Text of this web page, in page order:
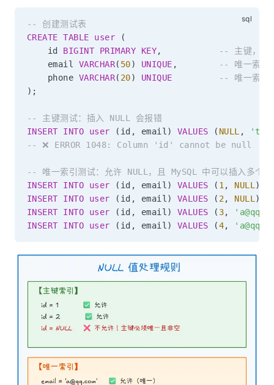
-- 创建测试表
CREATE TABLE user
(
    id
BIGINT PRIMARY KEY,
-- 主键，不
    email
VARCHAR( 50) UNIQUE ,
-- 唯一索引
    phone
VARCHAR( 20) UNIQUE
-- 唯一索引
) ;
-- 主键测试：插入 NULL 会报错
INSERT
INTO user ( id , email ) VALUES ( NULL ,
-- ❌ ERROR 1048: Column 'id' cannot be null
-- 唯一索引测试：允许 NULL，且 MySQL 中可以插入多个
INSERT
INTO user ( id , email ) VALUES ( 1 , NULL )
INSERT
INTO user ( id , email ) VALUES ( 2, NULL )
INSERT
INTO user ( id , email ) VALUES ( 3,
INSERT
INTO user ( id , email ) VALUES (4,